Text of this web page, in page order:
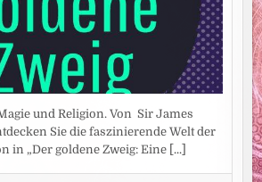
und Religion. Von Sir James
Sie die faszinierende Welt der
in „Der goldene Zweig: Eine [...]